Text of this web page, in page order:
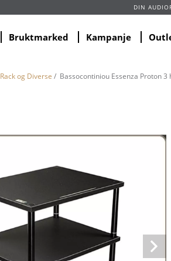
DIN
Bruktmarked Kampanje
Rack og Diverse / Bassocontiniou Essenza Proton 3